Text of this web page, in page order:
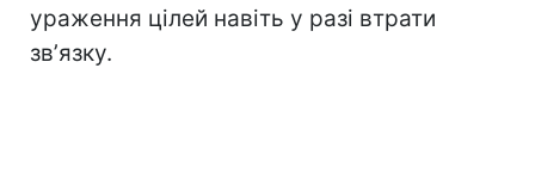
ураження цілей навіть у разі втрати
звʼязку.